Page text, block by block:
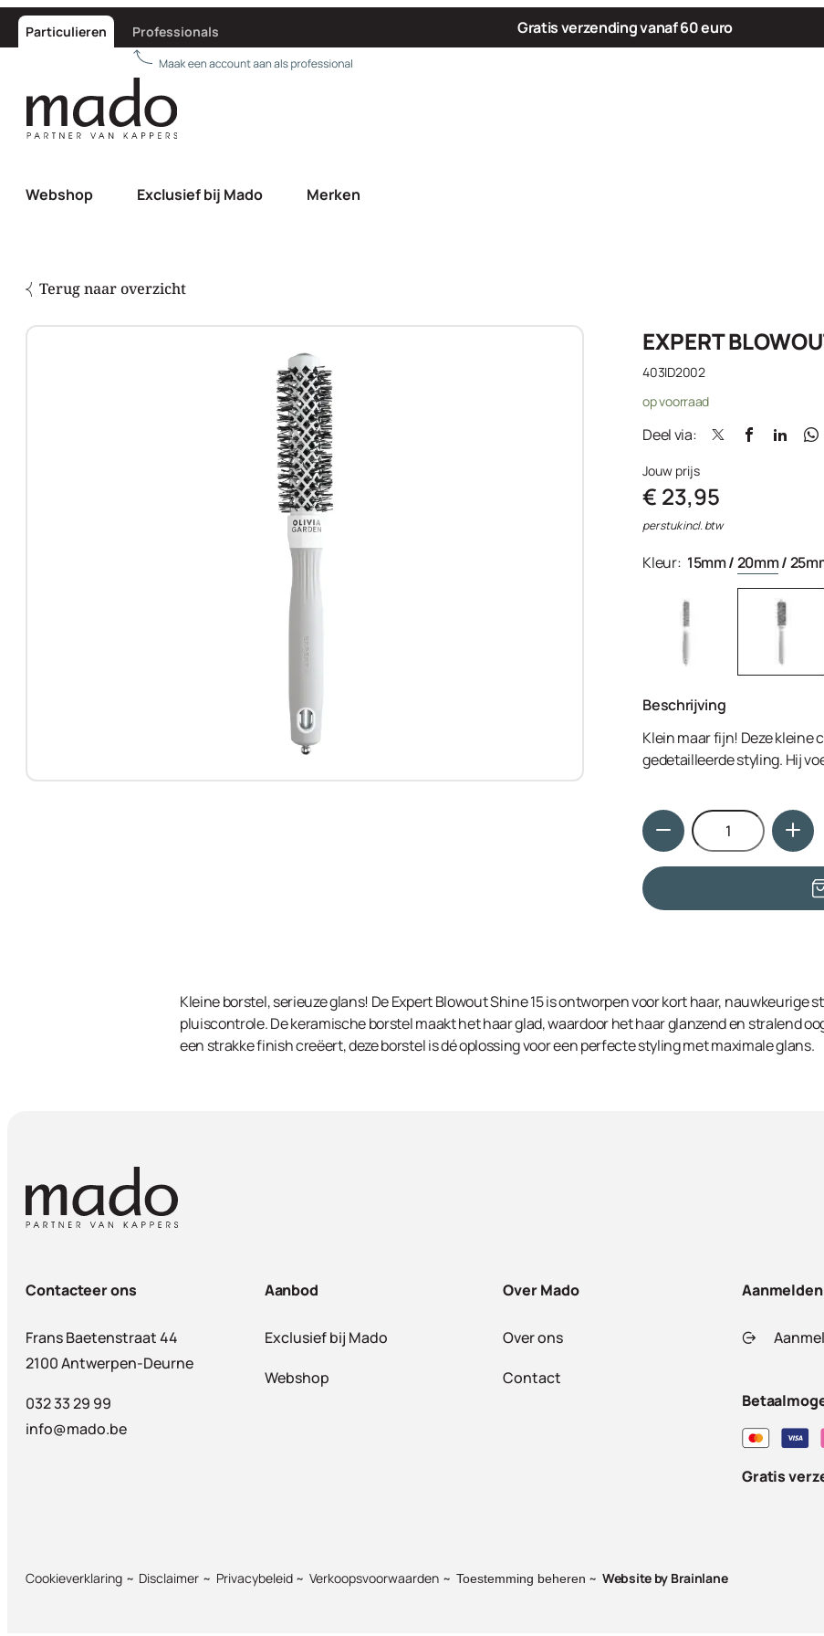
Particulieren Professionals Gratis verzending vanaf 60 euro
Webshop Exclusief bij Mado Merken
Terug naar overzicht
EXPERT
403ID2002
op voorraad
Deel via:
Jouw prijs
€ 23,95
per stuk incl. btw
Kleur: 15mm/20mm/
Beschrijving
Klein maar fijn! Deze kleine
gedetailleerde styling. Hij
Hoeveelheid
Kleine borstel, serieuze glans! De Expert Blowout Shine 15 is ontworpen voor kort haar, nauwkeurige
pluiscontrole. De keramische borstel maakt het haar glad, waardoor het haar glanzend en stralend
een strakke finish creëert, deze borstel is dé oplossing voor een perfecte styling met maximale glans.
Contacteer ons
Frans Baetenstraat 44
2100 Antwerpen-Deurne
032 33 29 99
info@mado.be
Aanbod
Exclusief bij Mado
Webshop
Over Mado
Over ons
Contact
Aanmelden
Gratis
Cookieverklaring Disclaimer Privacybeleid Verkoopsvoorwaarden Toestemming beheren Website by Brainlane